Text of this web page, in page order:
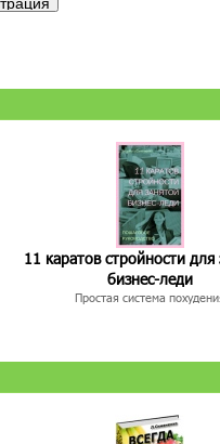
11 каратов стройности для
бизнес-леди
Простая система